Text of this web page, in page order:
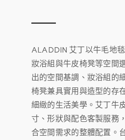
ALADDIN 艾丁以牛毛地
妝浴組與牛皮椅凳等空間
出的空間基調、妝浴組的
椅凳兼具實用與造型的存
細緻的生活美學。艾丁牛
寸、形狀與配色客製服務
合空間需求的整體配置。